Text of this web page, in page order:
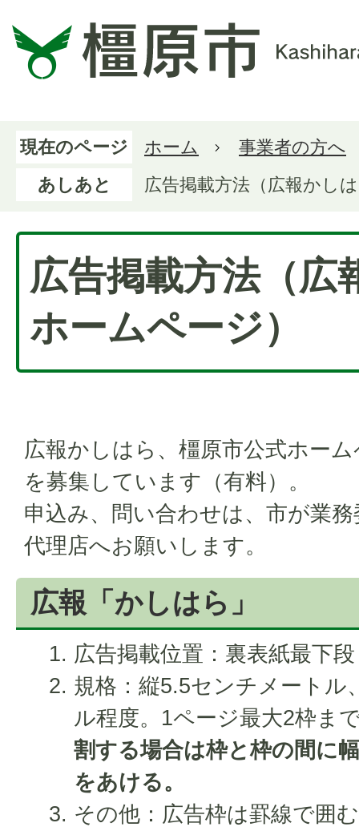
現在のページ ホーム
事業者の方へ
あしあと
広告掲載方法（広報かし
広告掲載方法（広
ホームページ）
広報かしはら、橿原市公式ホー
を募集しています（有料）。
申込み、問い合わせは、市が業
代理店へお願いします。
広報「かしはら」
広告掲載位置：裏表紙最下
規格：縦5.5センチメートル
ル程度。1ページ最大2枠ま
割する場合は枠と枠の間に
をあける。
その他：広告枠は罫線で囲